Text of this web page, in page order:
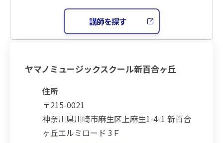
講師を探す
ヤマノミュージックスクール新百合ヶ丘
住所
〒215-0021
神奈川県川崎市麻生区上麻生1-4-1 新百合
ヶ丘エルミロード 3Ｆ